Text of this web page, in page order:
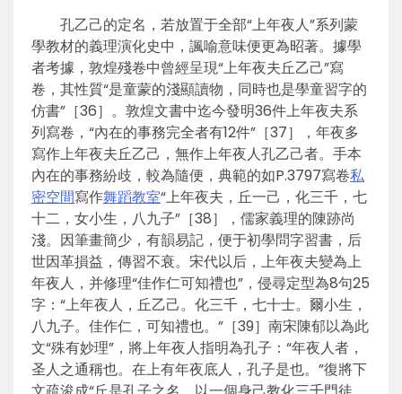
孔乙己的定名，若放置于全部“上年夜人”系列蒙
學教材的義理演化史中，諷喻意味便更為昭著。據學
者考據，敦煌殘卷中曾經呈現“上年夜夫丘乙己”寫
卷，其性質“是童蒙的淺顯讀物，同時也是學童習字的
仿書”［36］。敦煌文書中迄今發明36件上年夜夫系
列寫卷，“內在的事務完全者有12件”［37］，年夜多
寫作上年夜夫丘乙己，無作上年夜人孔乙己者。手本
內在的事務紛歧，較為隨便，典範的如P.3797寫卷私
密空間寫作舞蹈教室“上年夜夫，丘一己，化三千，七
十二，女小生，八九子”［38］，儒家義理的陳跡尚
淺。因筆畫簡少，有韻易記，便于初學問字習書，后
世因革損益，傳習不衰。宋代以后，上年夜夫變為上
年夜人，并修理“佳作仁可知禮也”，侵尋定型為8句25
字：“上年夜人，丘乙己。化三千，七十士。爾小生，
八九子。佳作仁，可知禮也。”［39］南宋陳郁以為此
文“殊有妙理”，將上年夜人指明為孔子：“年夜人者，
圣人之通稱也。在上有年夜底人，孔子是也。”復將下